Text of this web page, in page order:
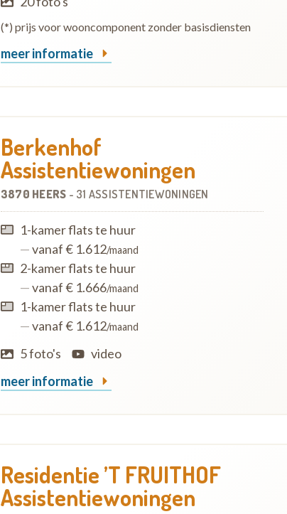
(*) prijs voor wooncomponent zonder basisdiensten
meer informatie
Berkenhof
Assistentiewoningen
3870 HEERS - 31 ASSISTENTIEWONINGEN
1-kamer flats te huur
—vanaf € 1.612/maand
2-kamer flats te huur
—vanaf € 1.666/maand
1-kamer flats te huur
—vanaf € 1.612/maand
5 foto's
video
meer informatie
Residentie ’T FRUITHOF
Assistentiewoningen